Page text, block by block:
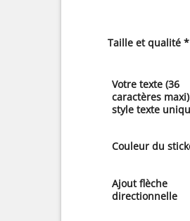
Taille et qualité *
Votre texte (36
caractères
style texte
Couleur du
Ajout flèche
directionnelle